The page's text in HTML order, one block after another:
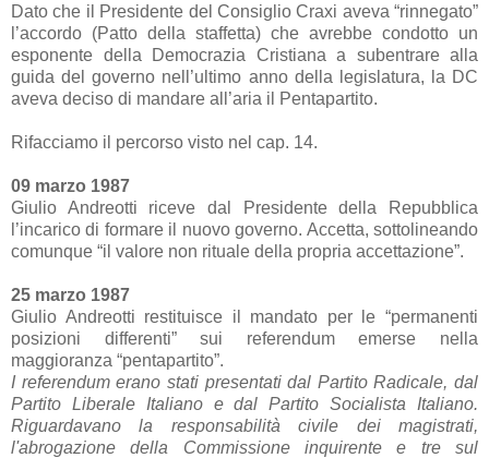
Dato che il Presidente del Consiglio Craxi aveva “rinnegato”
l’accordo (Patto della staffetta) che avrebbe condotto un
esponente della Democrazia Cristiana a subentrare alla
guida del governo nell’ultimo anno della legislatura, la DC
aveva deciso di mandare all’aria il Pentapartito.
Rifacciamo il percorso visto nel cap. 14.
09 marzo 1987
Giulio Andreotti riceve dal Presidente della Repubblica
l’incarico di formare il nuovo governo. Accetta, sottolineando
comunque “il valore non rituale della propria accettazione”.
25 marzo 1987
Giulio Andreotti restituisce il mandato per le “permanenti
posizioni differenti” sui referendum emerse nella
maggioranza “pentapartito”.
I referendum erano stati presentati dal Partito Radicale, dal
Partito Liberale Italiano e dal Partito Socialista Italiano.
Riguardavano la responsabilità civile dei magistrati,
l'abrogazione della Commissione inquirente e tre sul